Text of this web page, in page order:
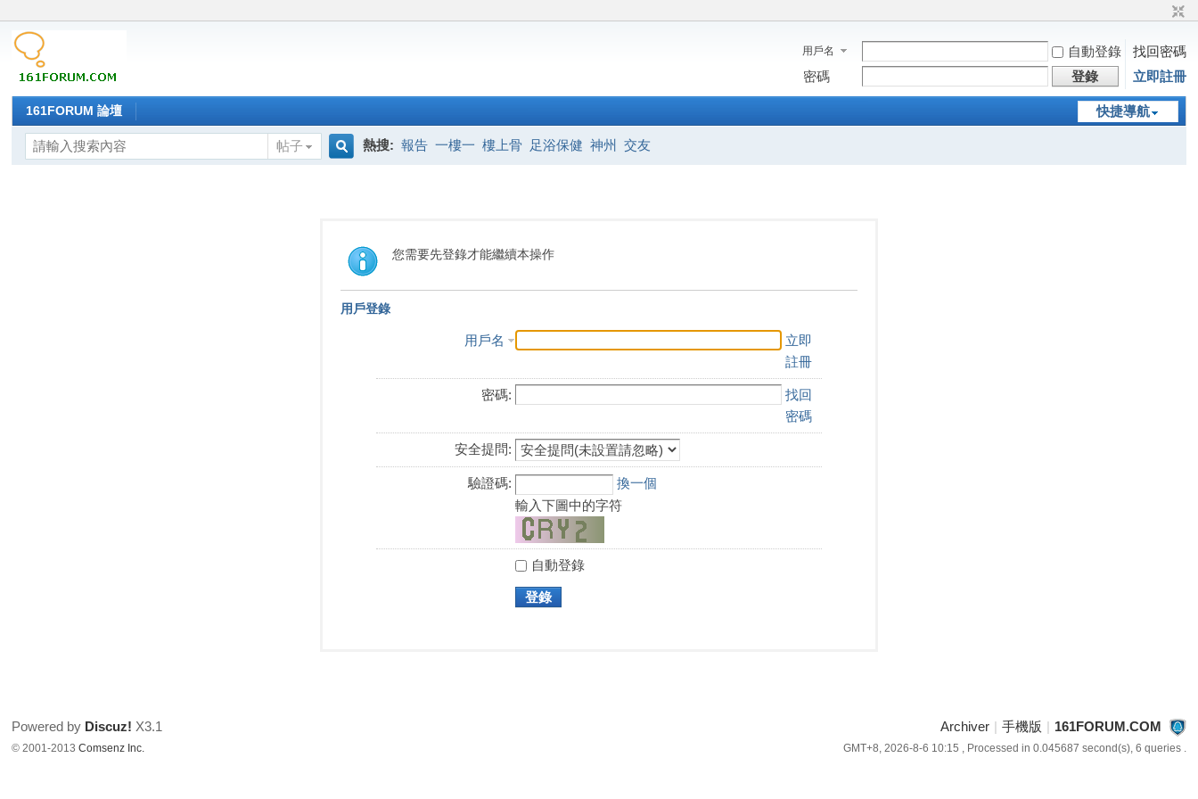
用戶名 自動登錄
找回密碼
密碼
登錄 立即註冊
快捷導航
161FORUM 論壇
帖子
熱搜: 報告 一樓一 樓上骨 足浴保健 神州 交友
您需要先登錄才能繼續本操作
用戶登錄
用戶名
立即
註冊
密碼:
找回
密碼
安全提問:
驗證碼:
換一個
輸入下圖中的字符
自動登錄
登錄
Archiver | 手機版 | 161FORUM.COM
GMT+8, 2026-8-6 10:15 , Processed in 0.045687 second(s), 6 queries .
Powered by Discuz! X3.1
© 2001-2013Comsenz Inc.